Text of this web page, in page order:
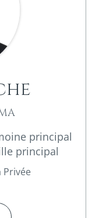
principal
principal
Privée